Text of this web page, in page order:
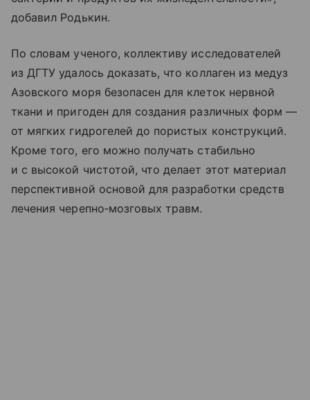
добавил Родькин.
По словам ученого, коллективу исследователей
из ДГТУ удалось доказать, что коллаген из медуз
Азовского моря безопасен для клеток нервной
ткани и пригоден для создания различных форм —
от мягких гидрогелей до пористых конструкций.
Кроме того, его можно получать стабильно
и с высокой чистотой, что делает этот материал
перспективной основой для разработки средств
лечения черепно‑мозговых травм.